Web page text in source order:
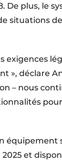
De plus, le
situations
exigences
», déclare
– nous
équipement
et